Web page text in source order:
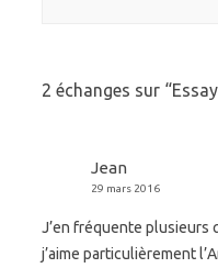
2 échanges sur “
Jean
29 mars 2016
J’en fréquente plusieurs
j’aime particulièrement